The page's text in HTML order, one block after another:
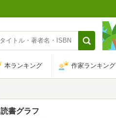
本ランキング 作家ランキング
読書グラフ